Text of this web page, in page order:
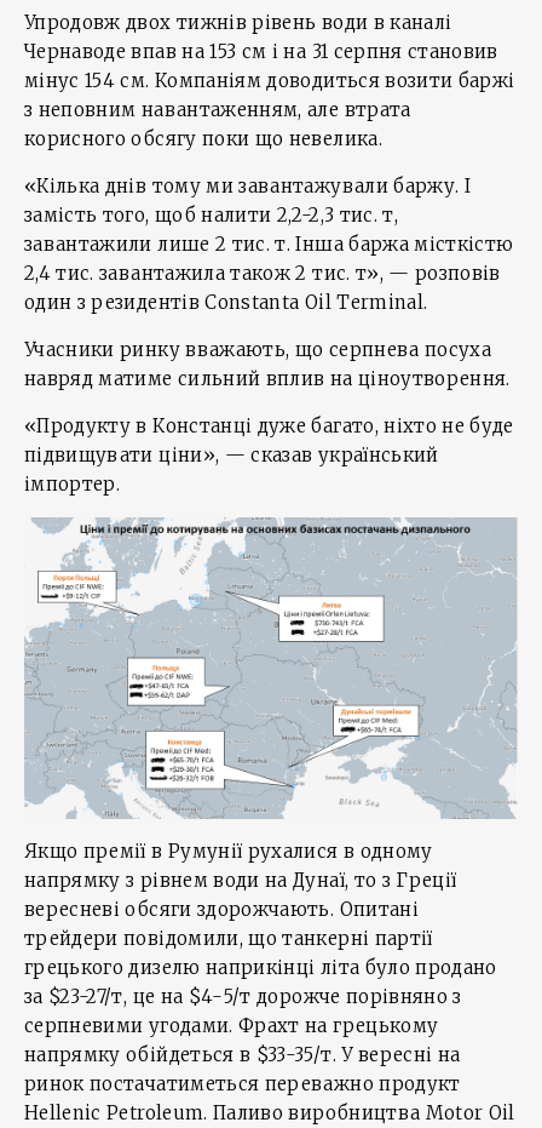
Упродовж двох тижнів рівень води в каналі
Чернаводе впав на 153 см і на 31 серпня становив
мінус 154 см. Компаніям доводиться возити баржі
з неповним навантаженням, але втрата
корисного обсягу поки що невелика.
«Кілька днів тому ми завантажували баржу. І
замість того, щоб налити 2,2-2,3 тис. т,
завантажили лише 2 тис. т. Інша баржа місткістю
2,4 тис. завантажила також 2 тис. т», — розповів
один з резидентів Constanta Oil Terminal.
Учасники ринку вважають, що серпнева посуха
навряд матиме сильний вплив на ціноутворення.
«Продукту в Констанці дуже багато, ніхто не буде
підвищувати ціни», — сказав український
імпортер.
Якщо премії в Румунії рухалися в одному
напрямку з рівнем води на Дунаї, то з Греції
вересневі обсяги здорожчають. Опитані
трейдери повідомили, що танкерні партії
грецького дизелю наприкінці літа було продано
за $23-27/т, це на $4-5/т дорожче порівняно з
серпневими угодами. Фрахт на грецькому
напрямку обійдеться в $33-35/т. У вересні на
ринок постачатиметься переважно продукт
Hellenic Petroleum. Паливо виробництва Motor Oil